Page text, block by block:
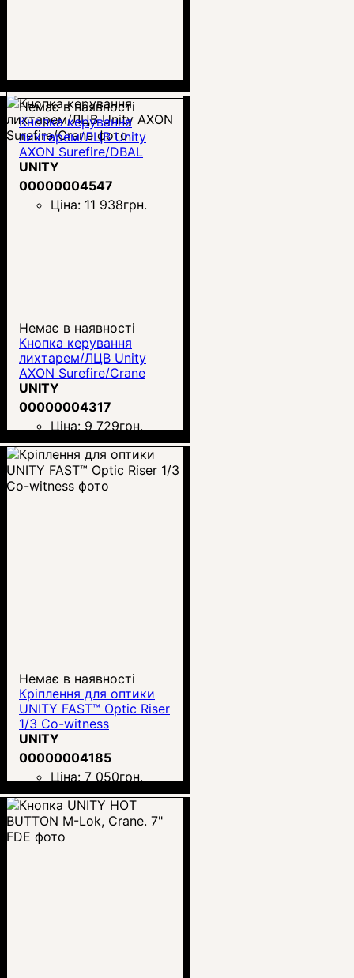
Немає в наявності
Кнопка керування
лихтарем/ЛЦВ Unity
AXON Surefire/DBAL
UNITY
00000004547
Ціна: 11 938грн.
Немає в наявності
Кнопка керування
лихтарем/ЛЦВ Unity
AXON Surefire/Crane
UNITY
00000004317
Ціна: 9 729грн.
Немає в наявності
Кріплення для оптики
UNITY FAST™ Optic Riser
1/3 Co-witness
UNITY
00000004185
Ціна: 7 050грн.